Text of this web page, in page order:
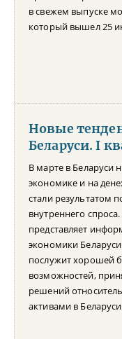
в свежем выпуске
который вышел 25
Новые
Беларуси. I
В марте в Беларуси
экономике и на
стали результатом
внутреннего
представляет
экономики
послужит хорошей
возможностей,
решений
активами в